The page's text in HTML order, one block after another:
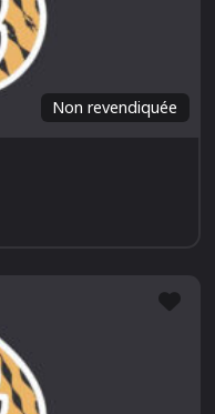
Non revendiquée